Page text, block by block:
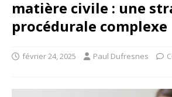
matière civile : une
procédurale complexe
février 24, 2025 Paul Dufresnes